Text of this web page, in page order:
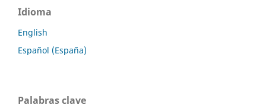
Idioma
English
Español (España)
Palabras clave